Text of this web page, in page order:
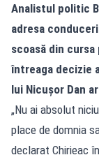
Analistul politic
adresa
scoasă din
întreaga decizie
lui Nicușor Dan
„Nu ai absolut
place de domnia
declarat Chirieac